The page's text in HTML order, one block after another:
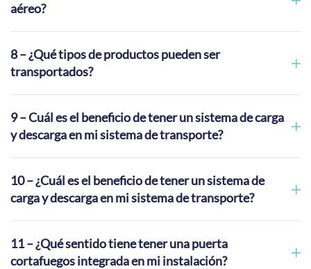
aéreo?
8 – ¿Qué tipos de productos pueden ser
transportados?
9 – Cuál es el beneficio de tener un sistema de carga
y descarga en mi sistema de transporte?
10 – ¿Cuál es el beneficio de tener un sistema de
carga y descarga en mi sistema de transporte?
11 – ¿Qué sentido tiene tener una puerta
cortafuegos integrada en mi instalación?